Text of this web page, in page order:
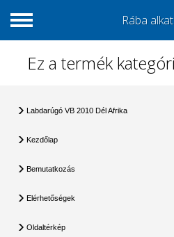
Rába
Ez a termék
Labdarúgó VB 2010 Dél Afrika
Kezdőlap
Bemutatkozás
Elérhetőségek
Oldaltérkép